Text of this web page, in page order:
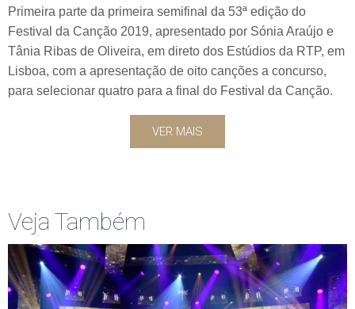
Primeira parte da primeira semifinal da 53ª edição do
Festival da Canção 2019, apresentado por Sónia Araújo e
Tânia Ribas de Oliveira, em direto dos Estúdios da RTP, em
Lisboa, com a apresentação de oito canções a concurso,
para selecionar quatro para a final do Festival da Canção.
VER MAIS
Veja Também